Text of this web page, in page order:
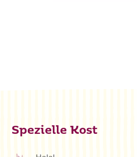
Spezielle Kost